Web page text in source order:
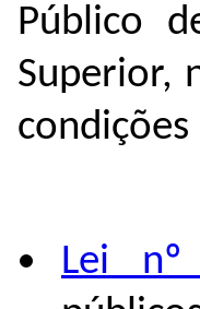
Público
Superior,
Lei nº